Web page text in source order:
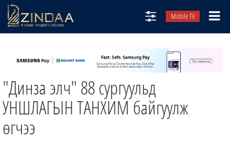
Mobile TV
ТВ8
ӨГЛӨӨНИЙ СОНИН
АУДИО ЗОХИОЛ
"Динза элч" 88 сургуульд
УНШЛАГЫН ТАНХИМ байгуулж
өгчээ